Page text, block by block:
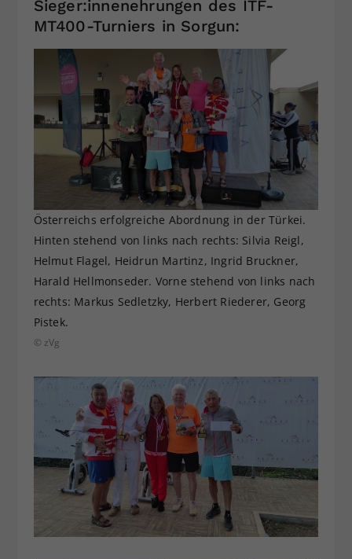
Sieger:innenehrungen des ITF-
MT400-Turniers in Sorgun:
Österreichs erfolgreiche Abordnung in der Türkei.
Hinten stehend von links nach rechts: Silvia Reigl,
Helmut Flagel, Heidrun Martinz, Ingrid Bruckner,
Harald Hellmonseder. Vorne stehend von links nach
rechts: Markus Sedletzky, Herbert Riederer, Georg
Pistek.
© zVg